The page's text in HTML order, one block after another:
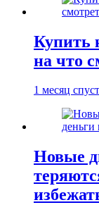
Купить
на что
1 месяц
Новые